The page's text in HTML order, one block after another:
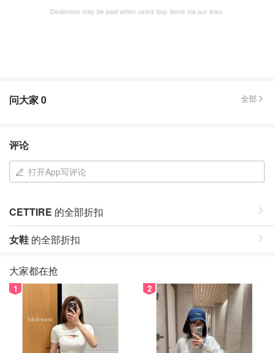
Dealmoon may be paid when users buy items via our links.
问大家0 全部
评论
打开App写评论
CETTIRE 的全部折扣
女鞋 的全部折扣
大家都在抢
1 2